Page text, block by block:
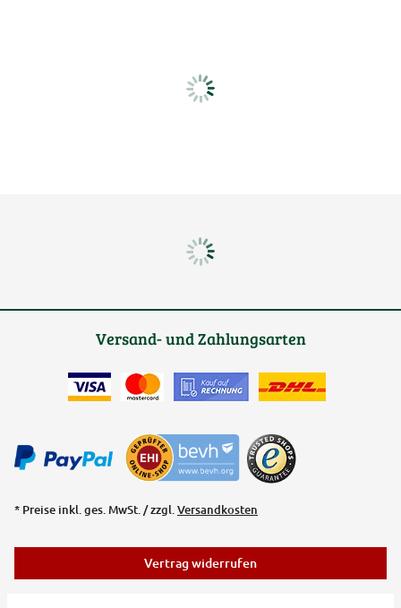
Versand- und Zahlungsarten
* Preise inkl. ges. MwSt. / zzgl.Versandkosten
Vertrag widerrufen